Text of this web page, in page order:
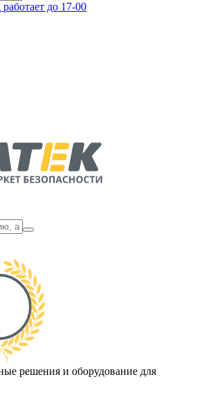
до 17-00
решения и оборудование для